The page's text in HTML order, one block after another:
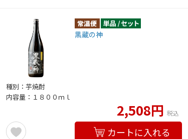
黒蔵の神
種別：芋焼酎
内容量：１８００ｍｌ
2,508円 税込
カートに入れる